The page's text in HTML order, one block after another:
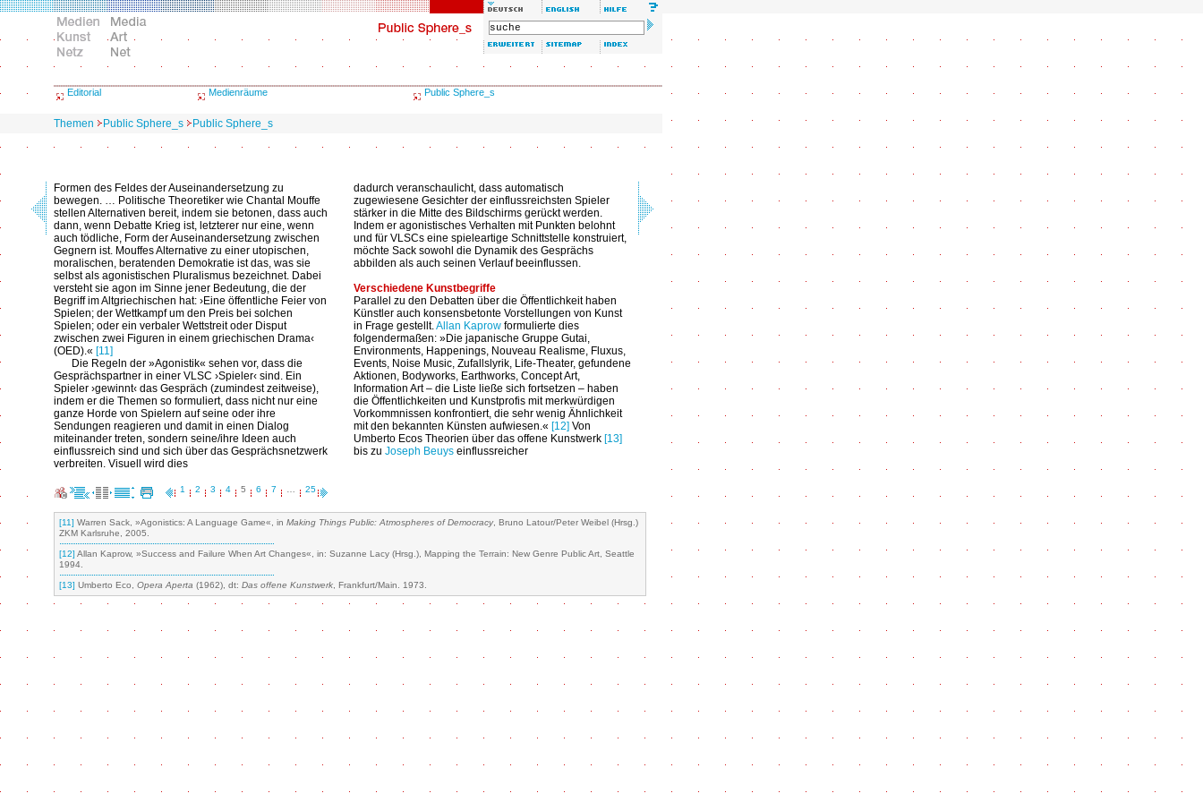
Editorial Medienräume Public Sphere_s
Themen Public Sphere_s Public Sphere_s
Formen des Feldes der Auseinandersetzung zu
bewegen. … Politische Theoretiker wie Chantal Mouffe
stellen Alternativen bereit, indem sie betonen, dass auch
dann, wenn Debatte Krieg ist, letzterer nur eine, wenn
auch tödliche, Form der Auseinandersetzung zwischen
Gegnern ist. Mouffes Alternative zu einer utopischen,
moralischen, beratenden Demokratie ist das, was sie
selbst als agonistischen Pluralismus bezeichnet. Dabei
versteht sie agon im Sinne jener Bedeutung, die der
Begriff im Altgriechischen hat: ›Eine öffentliche Feier von
Spielen; der Wettkampf um den Preis bei solchen
Spielen; oder ein verbaler Wettstreit oder Disput
zwischen zwei Figuren in einem griechischen Drama‹
(OED).« [11]
Die Regeln der »Agonistik« sehen vor, dass die
Gesprächspartner in einer VLSC ›Spieler‹ sind. Ein
Spieler ›gewinnt‹ das Gespräch (zumindest zeitweise),
indem er die Themen so formuliert, dass nicht nur eine
ganze Horde von Spielern auf seine oder ihre
Sendungen reagieren und damit in einen Dialog
miteinander treten, sondern seine/ihre Ideen auch
einflussreich sind und sich über das Gesprächsnetzwerk
verbreiten. Visuell wird dies
dadurch veranschaulicht, dass automatisch
zugewiesene Gesichter der einflussreichsten Spieler
stärker in die Mitte des Bildschirms gerückt werden.
Indem er agonistisches Verhalten mit Punkten belohnt
und für VLSCs eine spieleartige Schnittstelle konstruiert,
möchte Sack sowohl die Dynamik des Gesprächs
abbilden als auch seinen Verlauf beeinflussen.
Verschiedene Kunstbegriffe
Parallel zu den Debatten über die Öffentlichkeit haben
Künstler auch konsensbetonte Vorstellungen von Kunst
in Frage gestellt.Allan Kaprow formulierte dies
folgendermaßen: »Die japanische Gruppe Gutai,
Environments, Happenings, Nouveau Realisme, Fluxus,
Events, Noise Music, Zufallslyrik, Life-Theater, gefundene
Aktionen, Bodyworks, Earthworks, Concept Art,
Information Art – die Liste ließe sich fortsetzen – haben
die Öffentlichkeiten und Kunstprofis mit merkwürdigen
Vorkommnissen konfrontiert, die sehr wenig Ähnlichkeit
mit den bekannten Künsten aufwiesen.« [12] Von
Umberto Ecos Theorien über das offene Kunstwerk [13]
bis zu Joseph Beuys einflussreicher
1 2 3 4 5 6 7 25
[11] Warren Sack, »Agonistics: A Language Game«, in Making Things Public: Atmospheres of Democracy, Bruno Latour/Peter Weibel (Hrsg.)
ZKM Karlsruhe, 2005.
[12] Allan Kaprow, »Success and Failure When Art Changes«, in: Suzanne Lacy (Hrsg.), Mapping the Terrain: New Genre Public Art, Seattle
1994.
[13] Umberto Eco, Opera Aperta (1962), dt: Das offene Kunstwerk , Frankfurt/Main. 1973.